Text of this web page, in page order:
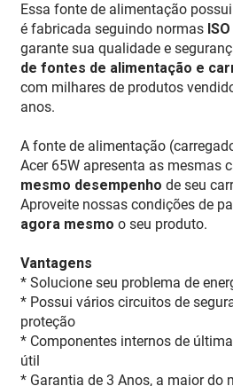
Essa fonte de alimentação possui
é fabricada seguindo normas
garante sua qualidade e
de fontes de alimentação e
com milhares de produtos
anos.
A fonte de alimentação
Acer 65W apresenta as mesmas
mesmo desempenho de seu
Aproveite nossas condições de
agora mesmo o seu produto.
Vantagens
* Solucione seu problema de
* Possui vários circuitos de
proteção
* Componentes internos de
útil
* Garantia de 3 Anos, a maior do